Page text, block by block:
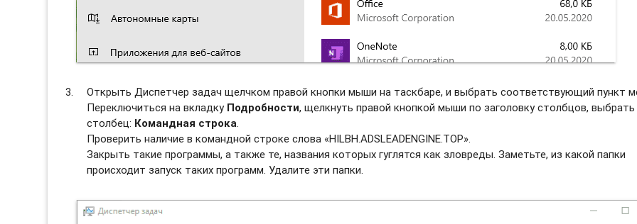
Открыть Диспетчер задач щелчком правой кнопки мыши на таскбаре, и выбрать соотвeтствующий пункт
Переключиться на вкладку Подробности, щелкнуть правой кнопкой мыши по заголовку столбцов, выбрать
столбец: Командная строка
Проверить наличие в командной строке слова «HILBH.ADSLEADENGINE.TOP».
Закрыть такие программы, а также те, названия которых гуглятся как зловреды. Заметьте, из какой папки
происходит запуск таких программ. Удалите эти папки.